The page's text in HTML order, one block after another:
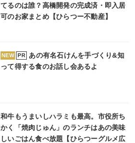
てるのは誰？高橋開発の完成済・即入居
可のお家まとめ【ひらつー不動産】
NEW PR
あの有名石けんを手づくり&知
って得する食のお話し会あるよ
和牛もうまいしハラミも最高。市役所ち
かく「焼肉じゅん」のランチはあの美味
しいごはん食べ放題【ひらつーグルメ広